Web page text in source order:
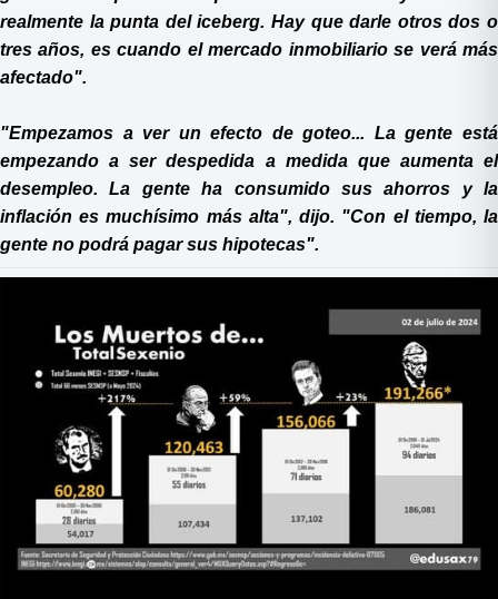
realmente la punta del iceberg. Hay que darle otros dos o
tres años, es cuando el mercado inmobiliario se verá más
afectado".
"Empezamos a ver un efecto de goteo... La gente está
empezando a ser despedida a medida que aumenta el
desempleo. La gente ha consumido sus ahorros y la
inflación es muchísimo más alta", dijo. "Con el tiempo, la
gente no podrá pagar sus hipotecas".